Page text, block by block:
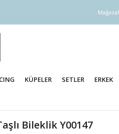
KÜPELER SETLER ERKEK
Bileklik Y00147